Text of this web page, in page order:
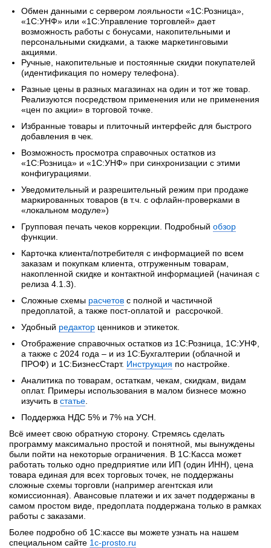
Обмен данными с сервером лояльности «1С:Розница»,
«1С:УНФ» или «1С:Управление торговлей» дает
возможность работы с бонусами, накопительными и
персональными скидками, а также маркетинговыми
акциями.
Ручные, накопительные и постоянные скидки покупателей
(идентификация по номеру телефона).
Разные цены в разных магазинах на один и тот же товар.
Реализуются посредством применения или не применения
«цен по акции» в торговой точке.
Избранные товары и плиточный интерфейс для быстрого
добавления в чек.
Возможность просмотра справочных остатков из
«1С:Розница» и «1С:УНФ» при синхронизации с этими
конфигурациями.
Уведомительный и разрешительный режим при продаже
маркированных товаров (в т.ч. с офлайн-проверками в
«локальном модуле»)
Групповая печать чеков коррекции. Подробный обзор
функции.
Карточка клиента/потребителя с информацией по всем
заказам и покупкам клиента, отгруженным товарам,
накопленной скидке и контактной информацией (начиная с
релиза 4.1.3).
Сложные схемы расчетов с полной и частичной
предоплатой, а также пост-оплатой и рассрочкой.
Удобный редактор ценников и этикеток.
Отображение справочных остатков из 1С:Розница, 1С:УНФ,
а также с 2024 года – и из 1С:Бухгалтерии (облачной и
ПРОФ) и 1С:БизнесСтарт. Инструкция по настройке.
Аналитика по товарам, остаткам, чекам, скидкам, видам
оплат. Примеры использования в малом бизнесе можно
изучить в статье
Поддержка НДС 5% и 7% на УСН.
Всё имеет свою обратную сторону. Стремясь сделать
программу максимально простой и понятной, мы вынуждены
были пойти на некоторые ограничения. В 1С:Касса может
работать только одно предприятие или ИП (один ИНН), цена
товара единая для всех торговых точек, не поддержаны
сложные схемы торговли (например агентская или
комиссионная). Авансовые платежи и их зачет поддержаны в
самом простом виде, предоплата поддержана только в рамках
работы с заказами.
Более подробно об 1С:кассе вы можете узнать на нашем
специальном сайте 1c-prosto.ru